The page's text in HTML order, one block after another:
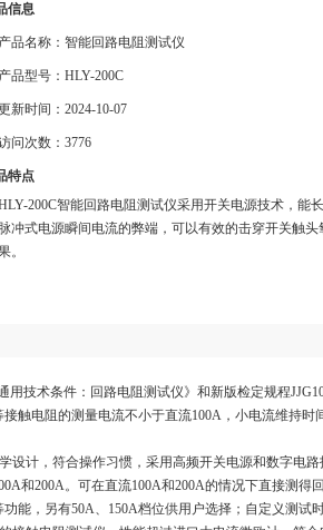
信息
产品名称： 智能回路电阻测试仪
产品型号： HLY-200C
新时间： 2024-10-07
问次数： 3776
特点
200C智能回路电阻测试仪采用开关电源技术，能
脉冲式电源瞬间电流的弊端，可以有效的击穿开关触
。
技术条件：回路电阻测试仪》和新版检定规程
触电阻的测量电流不小于直流100A，小电流维持时
设计，符合操作习惯，采用高频开关电源和数字电
和200A。可在直流100A和200A的情况下直接测得
能，另有50A、150A档位供用户选择；自定义测试